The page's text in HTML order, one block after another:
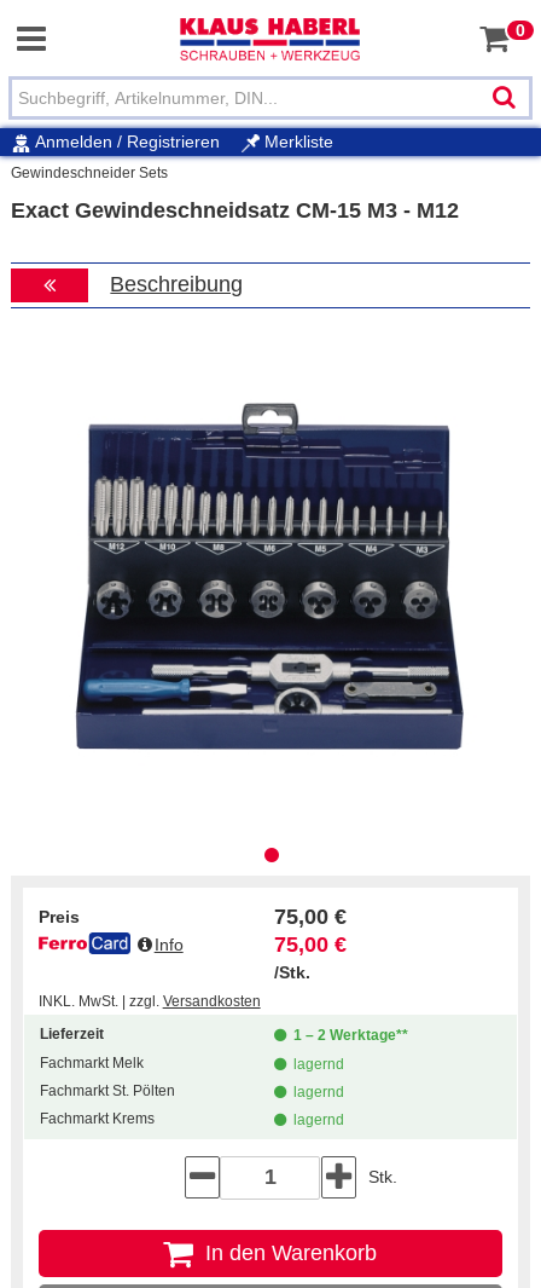
0
Anmelden / Registrieren Merkliste
Gewindeschneider Sets
Exact Gewindeschneidsatz CM-15 M3 - M12
Beschreibung
Preis 75,00 €
Info 75,00 €
/Stk.
INKL. MwSt. | zzgl. Versandkosten
Lieferzeit
1 – 2 Werktage**
Fachmarkt Melk
lagernd
Fachmarkt St. Pölten
lagernd
Fachmarkt Krems
lagernd
Stk.
In den Warenkorb